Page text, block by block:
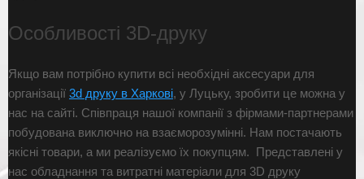
Особливості 3D-друку
Якщо вам потрібно купити всі необхідні аксесуари для
організації 3d друку в Харкові, у Луцьку, зробити це можна у
нас на сайті. Співпраця нашої компанії з фірмами-партнерами
побудована виключно на взаєморозумінні. Нам постачають
якісні товари, а ми реалізуємо їх покупцям. Представлені у
нас обладнання та витратні матеріали для 3D друку